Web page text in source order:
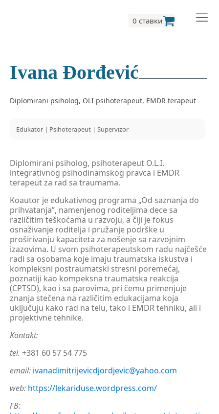
Ivana Đorđević
Diplomirani psiholog, OLI psihoterapeut, EMDR terapeut
Edukator | Psihoterapeut | Supervizor
Diplomirani psiholog, psihoterapeut O.L.I.
integrativnog psihodinamskog pravca i EMDR
terapeut za rad sa traumama.
Koautor je edukativnog programa „Od saznanja do
prihvatanja”, namenjenog roditeljima dece sa
različitim teškoćama u razvoju, a čiji je fokus
osnaživanje roditelja i pružanje podrške u
proširivanju kapaciteta za nošenje sa razvojnim
izazovima. U svom psihoterapeutskom radu najčešće
radi sa osobama koje imaju traumatska iskustva i
kompleksni postraumatski stresni poremećaj,
poznatiji kao kompeksna traumatska reakcija
(CPTSD), kao i sa parovima, pri čemu primenjuje
znanja stečena na različitim edukacijama koja
uključuju kako rad na telu, tako i EMDR tehniku, ali i
projektivne tehnike.
Kontakt:
tel. +381 60 57 54 775
email: ivanadimitrijevicdjordjevic@yahoo.com
web: https://lekariduse.wordpress.com/
FB:
0 ставки